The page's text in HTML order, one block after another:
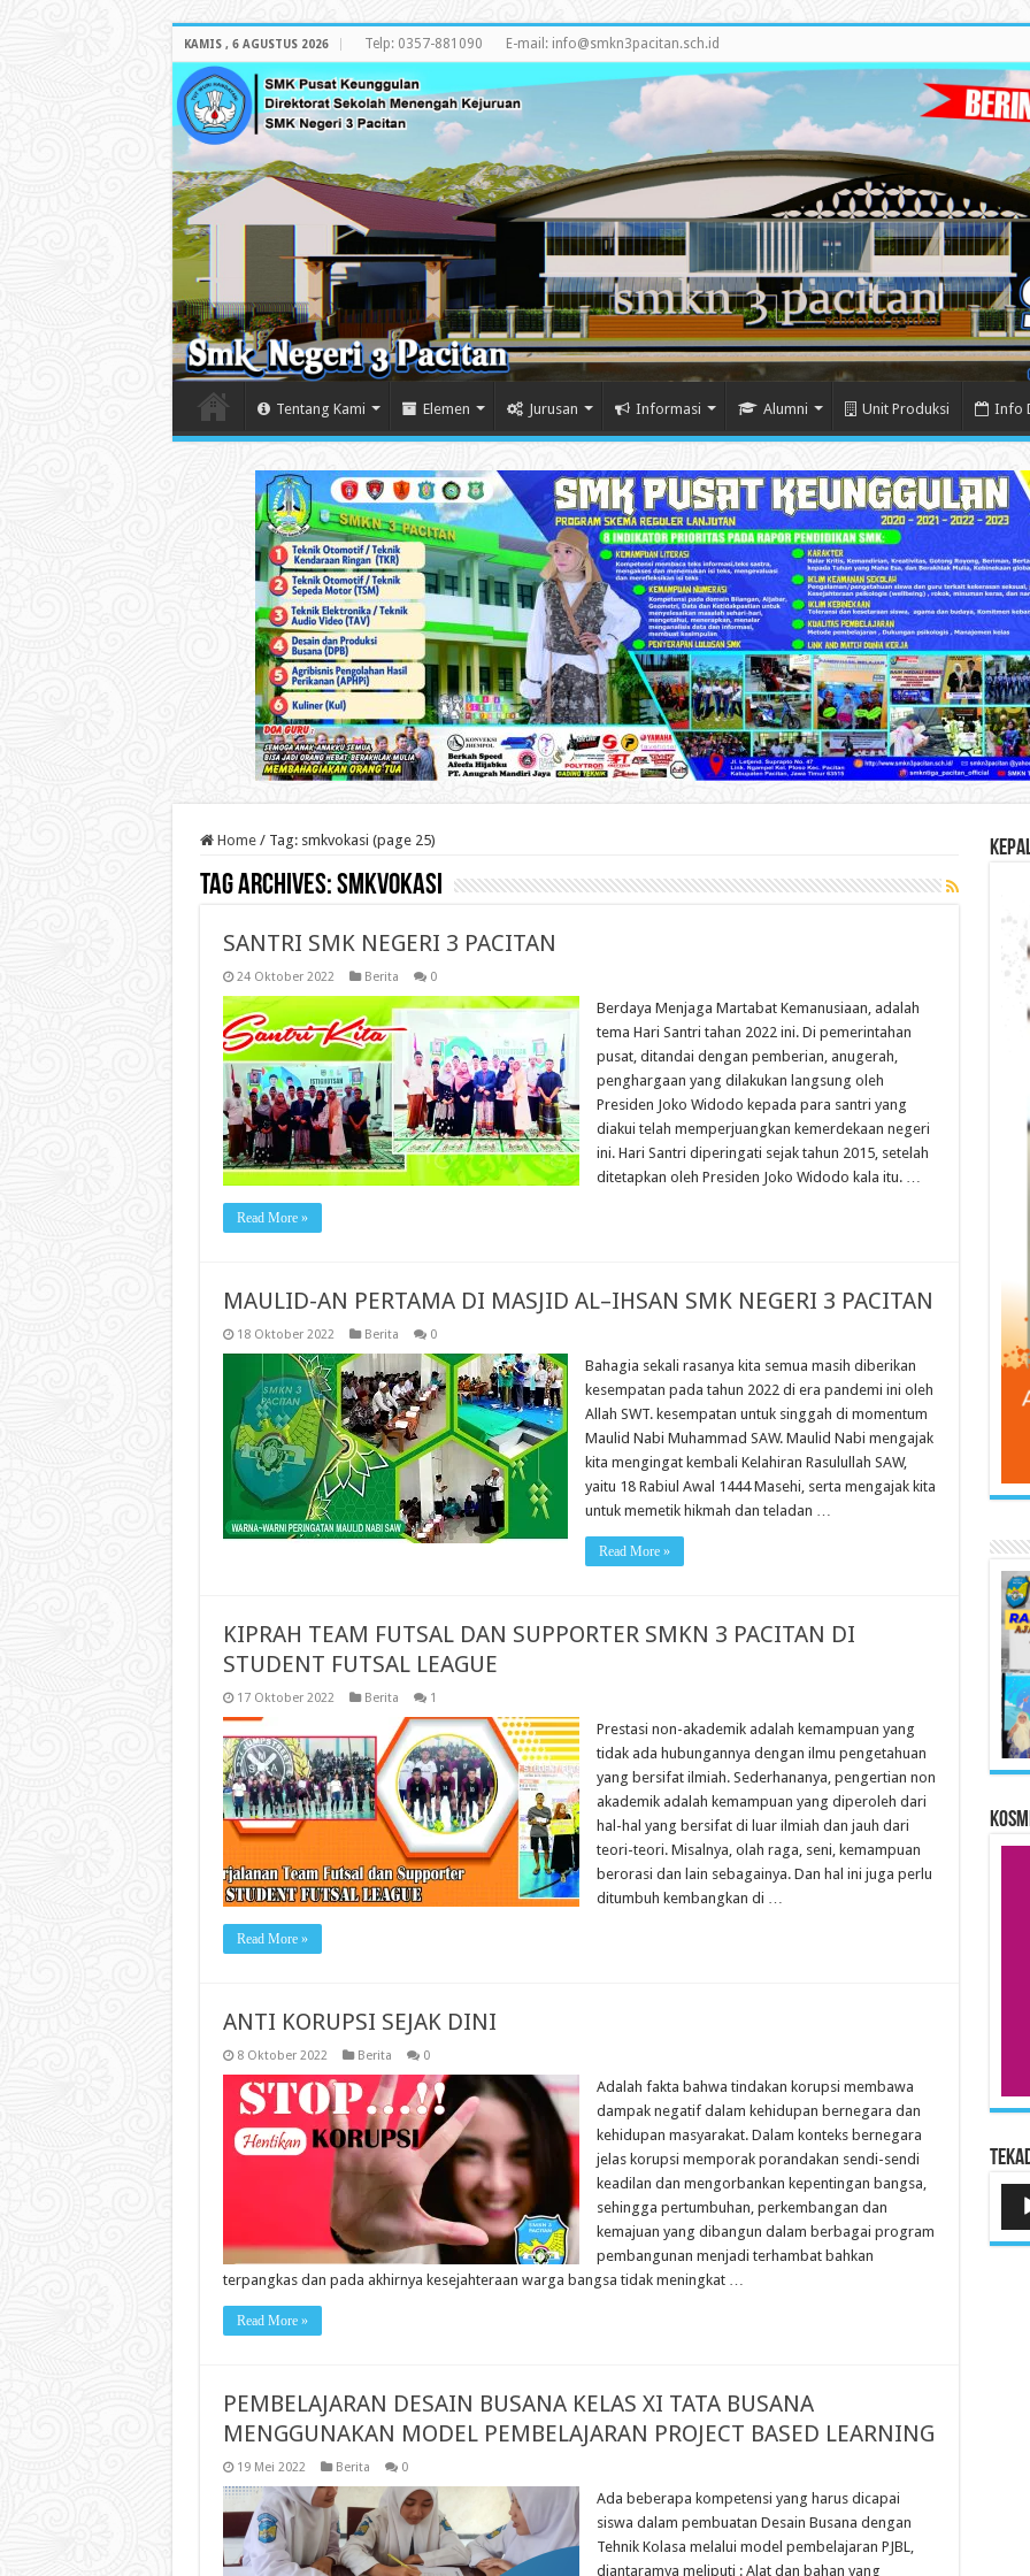
KAMIS , 6 AGUSTUS 2026 Telp: 0357-881090 E-mail: info@smkn3pacitan.sch.id
Tentang Kami Elemen Jurusan Informasi Alumni Unit Produksi Info
Home / Tag: smkvokasi (page 25)
Tag Archives:smkvokasi
SANTRI SMK NEGERI 3 PACITAN
24 Oktober 2022 Berita 0
Berdaya Menjaga Martabat Kemanusiaan, adalah
tema Hari Santri tahan 2022 ini. Di pemerintahan
pusat, ditandai dengan pemberian, anugerah,
penghargaan yang dilakukan langsung oleh
Presiden Joko Widodo kepada para santri yang
diakui telah memperjuangkan kemerdekaan negeri
ini. Hari Santri diperingati sejak tahun 2015, setelah
ditetapkan oleh Presiden Joko Widodo kala itu. …
Read More »
MAULID-AN PERTAMA DI MASJID AL–IHSAN SMK NEGERI 3 PACITAN
18 Oktober 2022 Berita 0
Bahagia sekali rasanya kita semua masih diberikan
kesempatan pada tahun 2022 di era pandemi ini oleh
Allah SWT. kesempatan untuk singgah di momentum
Maulid Nabi Muhammad SAW. Maulid Nabi mengajak
kita mengingat kembali Kelahiran Rasulullah SAW,
yaitu 18 Rabiul Awal 1444 Masehi, serta mengajak kita
untuk memetik hikmah dan teladan …
Read More »
KIPRAH TEAM FUTSAL DAN SUPPORTER SMKN 3 PACITAN DI
STUDENT FUTSAL LEAGUE
17 Oktober 2022 Berita 1
Prestasi non-akademik adalah kemampuan yang
tidak ada hubungannya dengan ilmu pengetahuan
yang bersifat ilmiah. Sederhananya, pengertian non
akademik adalah kemampuan yang diperoleh dari
hal-hal yang bersifat di luar ilmiah dan jauh dari
teori-teori. Misalnya, olah raga, seni, kemampuan
berorasi dan lain sebagainya. Dan hal ini juga perlu
ditumbuh kembangkan di …
Read More »
ANTI KORUPSI SEJAK DINI
8 Oktober 2022 Berita 0
Adalah fakta bahwa tindakan korupsi membawa
dampak negatif dalam kehidupan bernegara dan
kehidupan masyarakat. Dalam konteks bernegara
jelas korupsi memporak porandakan sendi-sendi
keadilan dan mengorbankan kepentingan bangsa,
sehingga pertumbuhan, perkembangan dan
kemajuan yang dibangun dalam berbagai program
pembangunan menjadi terhambat bahkan
terpangkas dan pada akhirnya kesejahteraan warga bangsa tidak meningkat …
Read More »
PEMBELAJARAN DESAIN BUSANA KELAS XI TATA BUSANA
MENGGUNAKAN MODEL PEMBELAJARAN PROJECT BASED LEARNING
19 Mei 2022 Berita 0
Ada beberapa kompetensi yang harus dicapai
siswa dalam pembuatan Desain Busana dengan
Tehnik Kolasa melalui model pembelajaran PJBL,
diantaramya meliputi : Alat dan bahan yang